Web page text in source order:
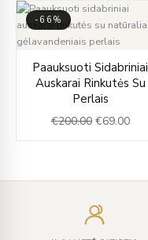
-66%
Paauksuoti Sidabriniai
Auskarai Rinkutės Su
Perlais
€200.00
price
was:
€200.00.
€69.00
price
is: